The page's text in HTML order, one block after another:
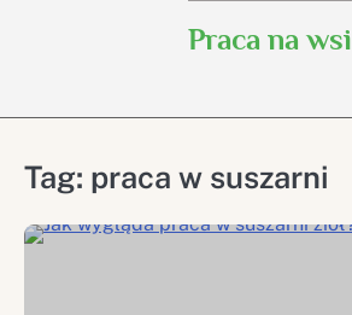
Praca na wsi
Tag: praca w suszarni